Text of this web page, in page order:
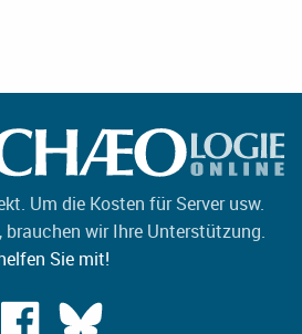
Um die Kosten für Server usw.
wir Ihre Unterstützung.
Sie mit!